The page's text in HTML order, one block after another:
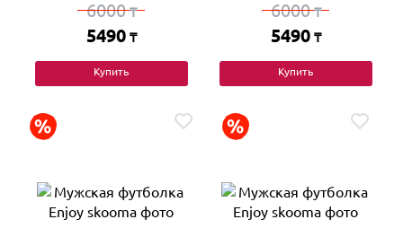
6000₸
5490 ₸
Купить
6000₸
5490 ₸
Купить